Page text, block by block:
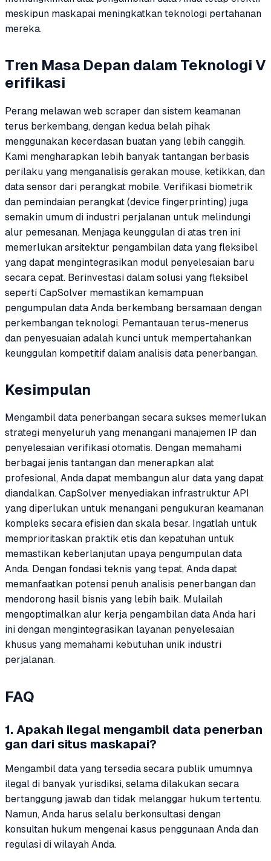
meskipun maskapai meningkatkan teknologi pertahanan
mereka.
Tren Masa Depan dalam Teknologi V
erifikasi
Perang melawan web scraper dan sistem keamanan
terus berkembang, dengan kedua belah pihak
menggunakan kecerdasan buatan yang lebih canggih.
Kami mengharapkan lebih banyak tantangan berbasis
perilaku yang menganalisis gerakan mouse, ketikkan, dan
data sensor dari perangkat mobile. Verifikasi biometrik
dan pemindaian perangkat (device fingerprinting) juga
semakin umum di industri perjalanan untuk melindungi
alur pemesanan. Menjaga keunggulan di atas tren ini
memerlukan arsitektur pengambilan data yang fleksibel
yang dapat mengintegrasikan modul penyelesaian baru
secara cepat. Berinvestasi dalam solusi yang fleksibel
seperti CapSolver memastikan kemampuan
pengumpulan data Anda berkembang bersamaan dengan
perkembangan teknologi. Pemantauan terus-menerus
dan penyesuaian adalah kunci untuk mempertahankan
keunggulan kompetitif dalam analisis data penerbangan.
Kesimpulan
Mengambil data penerbangan secara sukses memerlukan
strategi menyeluruh yang menangani manajemen IP dan
penyelesaian verifikasi otomatis. Dengan memahami
berbagai jenis tantangan dan menerapkan alat
profesional, Anda dapat membangun alur data yang dapat
diandalkan. CapSolver menyediakan infrastruktur API
yang diperlukan untuk menangani pengukuran keamanan
kompleks secara efisien dan skala besar. Ingatlah untuk
memprioritaskan praktik etis dan kepatuhan untuk
memastikan keberlanjutan upaya pengumpulan data
Anda. Dengan fondasi teknis yang tepat, Anda dapat
memanfaatkan potensi penuh analisis penerbangan dan
mendorong hasil bisnis yang lebih baik. Mulailah
mengoptimalkan alur kerja pengambilan data Anda hari
ini dengan mengintegrasikan layanan penyelesaian
khusus yang memahami kebutuhan unik industri
perjalanan.
FAQ
1. Apakah ilegal mengambil data penerban
gan dari situs maskapai?
Mengambil data yang tersedia secara publik umumnya
ilegal di banyak yurisdiksi, selama dilakukan secara
bertanggung jawab dan tidak melanggar hukum tertentu.
Namun, Anda harus selalu berkonsultasi dengan
konsultan hukum mengenai kasus penggunaan Anda dan
regulasi di wilayah Anda.